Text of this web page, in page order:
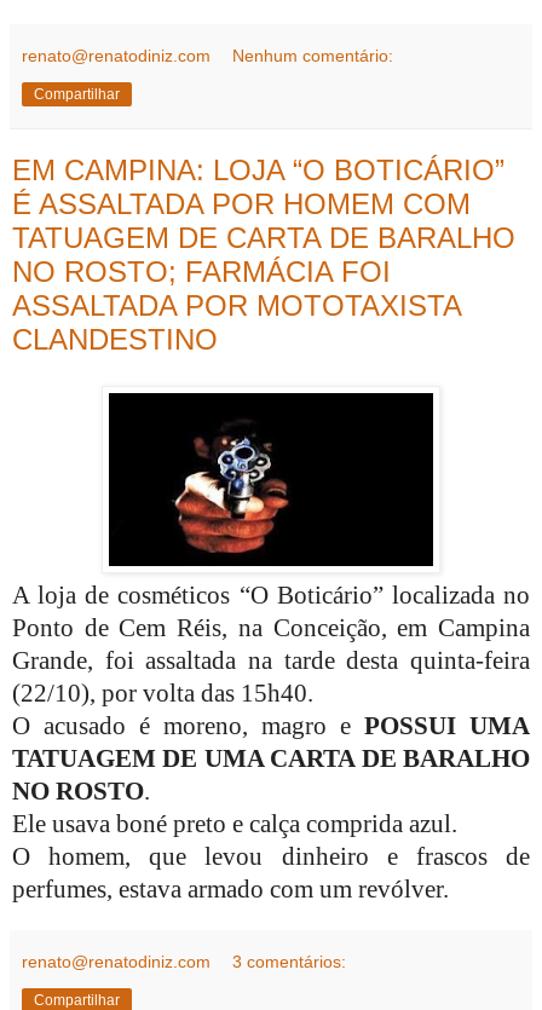
renato@renatodiniz.com Nenhum comentário:
Compartilhar
EM CAMPINA: LOJA “O BOTICÁRIO”
É ASSALTADA POR HOMEM COM
TATUAGEM DE CARTA DE BARALHO
NO ROSTO; FARMÁCIA FOI
ASSALTADA POR MOTOTAXISTA
CLANDESTINO
A loja de cosméticos “O Boticário” localizada no
Ponto de Cem Réis, na Conceição, em Campina
Grande, foi assaltada na tarde desta quinta-feira
(22/10), por volta das 15h40.
O acusado é moreno, magro e POSSUI UMA
TATUAGEM DE UMA CARTA DE BARALHO
NO ROSTO.
Ele usava boné preto e calça comprida azul.
O homem, que levou dinheiro e frascos de
perfumes, estava armado com um revólver.
renato@renatodiniz.com 3 comentários:
Compartilhar